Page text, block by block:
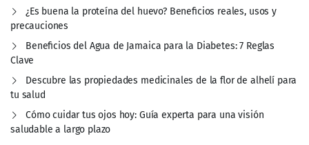
¿Es buena la proteína del huevo? Beneficios reales, usos y
precauciones
Beneficios del Agua de Jamaica para la Diabetes: 7 Reglas
Clave
Descubre las propiedades medicinales de la flor de alhelí para
tu salud
Cómo cuidar tus ojos hoy: Guía experta para una visión
saludable a largo plazo